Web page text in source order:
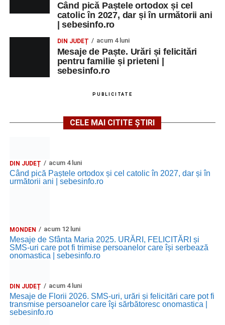
Când pică Paștele ortodox și cel
catolic în 2027, dar și în următorii ani
| sebesinfo.ro
DIN JUDEȚ acum 4 luni
Mesaje de Paște. Urări și felicitări
pentru familie și prieteni |
sebesinfo.ro
PUBLICITATE
CELE MAI CITITE ȘTIRI
DIN JUDEȚ acum 4 luni
Când pică Paștele ortodox și cel catolic în 2027, dar și în
următorii ani | sebesinfo.ro
MONDEN acum 12 luni
Mesaje de Sfânta Maria 2025. URĂRI, FELICITĂRI și
SMS-uri care pot fi trimise persoanelor care își serbează
onomastica | sebesinfo.ro
DIN JUDEȚ acum 4 luni
Mesaje de Florii 2026. SMS-uri, urări și felicitări care pot fi
transmise persoanelor care îşi sărbătoresc onomastica |
sebesinfo.ro